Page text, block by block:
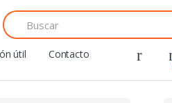
Search
for:
útil Contacto